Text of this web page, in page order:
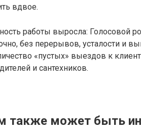
вдвое.
работы выросла: Голосовой
без перерывов, усталости и
«пустых» выездов к
и сантехников.
также может быть